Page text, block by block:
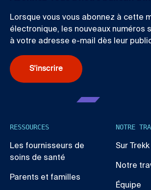
Lorsque vous vous abonnez à cette
électronique, les nouveaux numéros
à votre adresse e-mail dès leur
S'inscrire
RESSOURCES
Les fournisseurs de
soins de santé
Parents et familles
NOTRE
Sur Trekk
Notre
Équipe